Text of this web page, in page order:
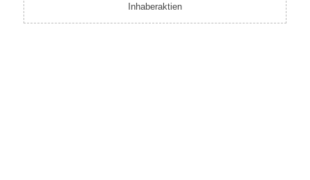
Inhaberaktien